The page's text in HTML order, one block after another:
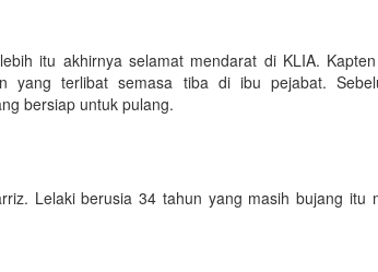
itu akhirnya selamat mendarat di KLIA.
yang terlibat semasa tiba di ibu pejabat.
bersiap untuk pulang.
Lelaki berusia 34 tahun yang masih bujang itu